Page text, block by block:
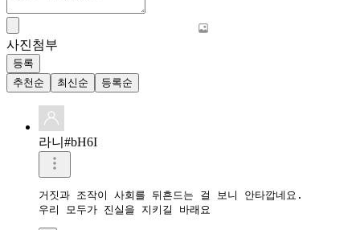
사진첨부
등록
추천순
최신순 등록순
라니#bH6I
거짓과 조작이 사회를 뒤흔드는 걸 보니 안타깝네요.
우리 모두가 진실을 지키길 바래요